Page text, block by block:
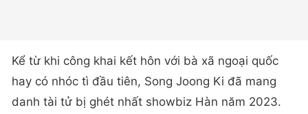
Kể từ khi công khai kết hôn với bà xã ngoại quốc
hay có nhóc tì đầu tiên, Song Joong Ki đã mang
danh tài tử bị ghét nhất showbiz Hàn năm 2023.